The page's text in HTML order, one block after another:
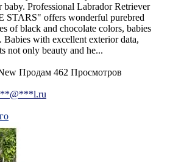
Professional Labrador Retriever
offers wonderful purebred
of black and chocolate colors, babies
with excellent exterior data,
not only beauty and he...
Продам 462 Просмотров